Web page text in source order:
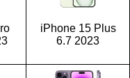
iPhone 15 Plus
6.7 2023